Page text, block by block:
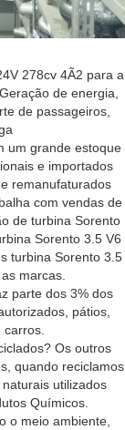
278cv 4Ã2 para a
de energia,
de passageiros,
um grande estoque
e importados
remanufaturados
com vendas de
de turbina Sorento
Sorento 3.5 V6
turbina Sorento 3.5
marcas.
parte dos 3% dos
pátios,
Os outros
quando reciclamos
utilizados
Químicos.
o meio ambiente,